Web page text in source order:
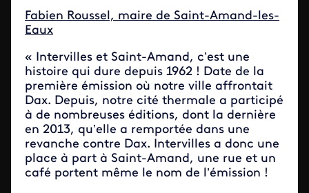
Fabien Roussel, maire de Saint-Amand-les-
Eaux
« Intervilles et Saint-Amand, c’est une
histoire qui dure depuis 1962 ! Date de la
première émission où notre ville affrontait
Dax. Depuis, notre cité thermale a participé
à de nombreuses éditions, dont la dernière
en 2013, qu’elle a remportée dans une
revanche contre Dax. Intervilles a donc une
place à part à Saint-Amand, une rue et un
café portent même le nom de l’émission !